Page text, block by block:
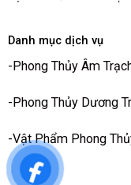
Danh mục dịch vụ
-Phong Thủy Âm
-Phong Thủy Dương
-Vật Phẩm Phong